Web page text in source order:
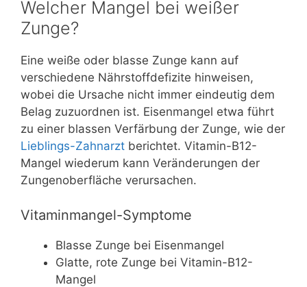
Welcher Mangel bei weißer
Zunge?
Eine weiße oder blasse Zunge kann auf
verschiedene Nährstoffdefizite hinweisen,
wobei die Ursache nicht immer eindeutig dem
Belag zuzuordnen ist. Eisenmangel etwa führt
zu einer blassen Verfärbung der Zunge, wie der
Lieblings-Zahnarzt berichtet. Vitamin-B12-
Mangel wiederum kann Veränderungen der
Zungenoberfläche verursachen.
Vitaminmangel-Symptome
Blasse Zunge bei Eisenmangel
Glatte, rote Zunge bei Vitamin-B12-
Mangel